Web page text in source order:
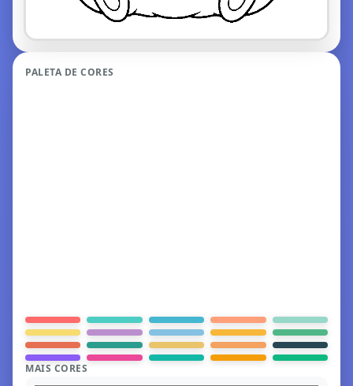
PALETA DE CORES
MAIS CORES